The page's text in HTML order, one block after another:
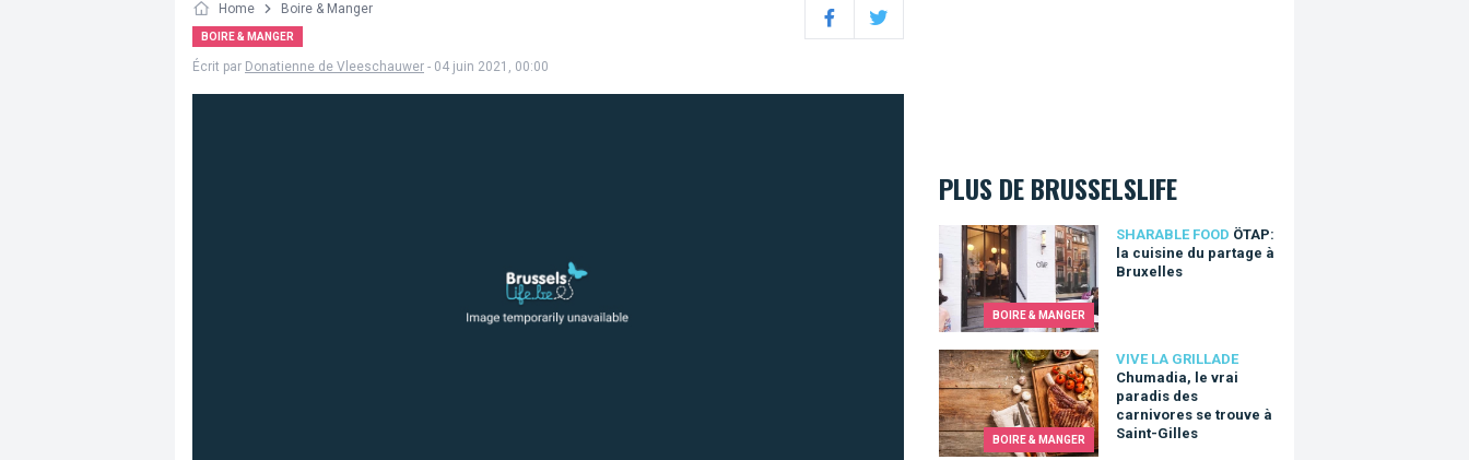
Home Boire & Manger
BOIRE & MANGER FacebookTwitter
Écrit par Donatienne de Vleeschauwer - 04 juin 2021, 00:00
PLUS DE BRUSSELSLIFE
BOIRE & MANGER
SHARABLE FOOD ÖTAP:
la cuisine du partage à
Bruxelles
ÖTAP: la cuisine du partage à Bruxelles
BOIRE & MANGER
VIVE LA GRILLADE
Chumadia, le vrai
paradis des
carnivores se trouve à
Saint-Gilles
Chumadia, le vrai paradis des carnivores se trouve à Saint-Gilles